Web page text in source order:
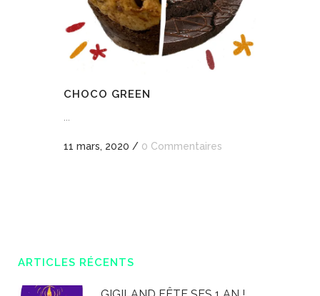
CHOCO GREEN
...
11 mars, 2020 / 0 Commentaires
ARTICLES RÉCENTS